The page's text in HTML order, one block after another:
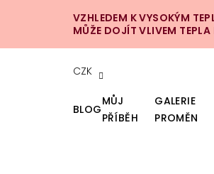
VZHLEDEM K VYSOKÝM
MŮŽE DOJÍT VLIVEM
CZK
BLOG
MŮJ
PŘÍBĚH
GALERIE
PROMĚN